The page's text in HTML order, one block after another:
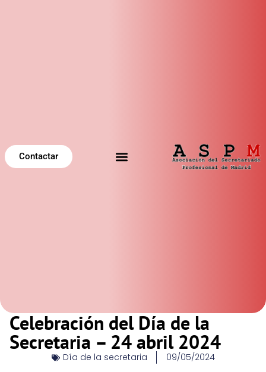
Contactar
Celebración del Día de la
Secretaria – 24 abril 2024
Día de la secretaria 09/05/2024